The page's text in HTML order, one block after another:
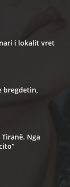
i lokalit vret
bregdetin,
Nga